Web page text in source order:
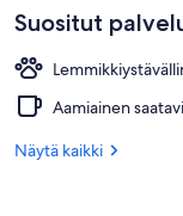
Suositut
Aamiainen
Näytä kaikki